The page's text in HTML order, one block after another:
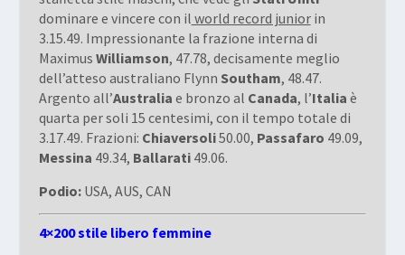
dominare e vincere con il world record juniorin
3.15.49. Impressionante la frazione interna di
Maximus Williamson, 47.78, decisamente meglio
dell’atteso australiano Flynn Southam, 48.47.
Argento all’Australia e bronzo al Canada, l’Italia è
quarta per soli 15 centesimi, con il tempo totale di
3.17.49. Frazioni: Chiaversoli50.00, Passafaro 49.09,
Messina 49.34, Ballarati49.06.
Podio:USA, AUS, CAN
4×200 stile libero femmine